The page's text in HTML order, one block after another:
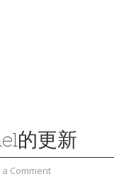
的更新
a Comment